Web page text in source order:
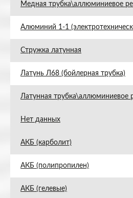
Медная трубка\аллюминиевое
Алюминий 1-1
Стружка латунная
Латунь Л68 (бойлерная трубка)
Латунная трубка\аллюминиевое
Нет данных
АКБ (карболит)
АКБ (полипропилен)
АКБ (гелевые)